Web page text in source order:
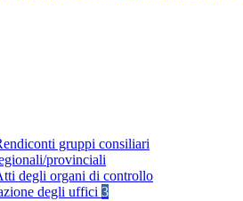
gruppi consiliari
provinciali
degli organi di controllo
degli uffici 3